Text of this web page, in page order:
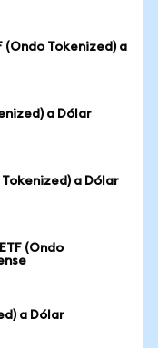
(Ondo Tokenized) a
a Dólar
a Dólar
(Ondo
a Dólar